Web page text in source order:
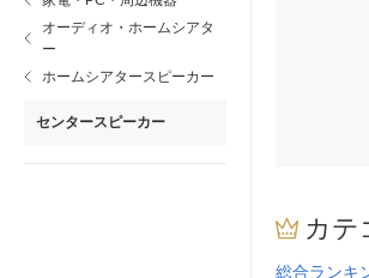
オーディオ・ホームシアタ
ー
ホームシアタースピーカー
センタースピーカー
カテ
総合ランキ